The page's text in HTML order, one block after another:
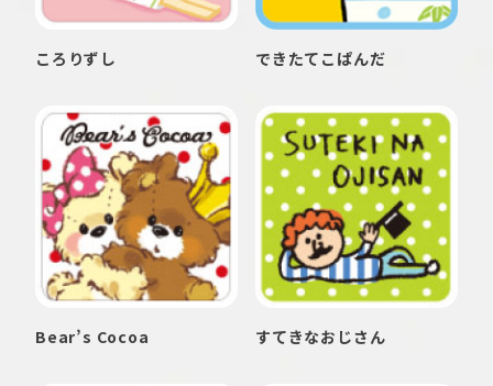
ころりずし できたてこぱんだ
Bear’s Cocoa すてきなおじさん